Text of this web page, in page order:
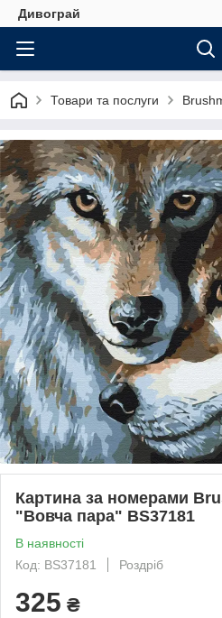
Дивограй
Товари та послуги
Картина за номерами
"Вовча пара" BS37181
В наявності
Код: BS37181
Роздріб
325 ₴